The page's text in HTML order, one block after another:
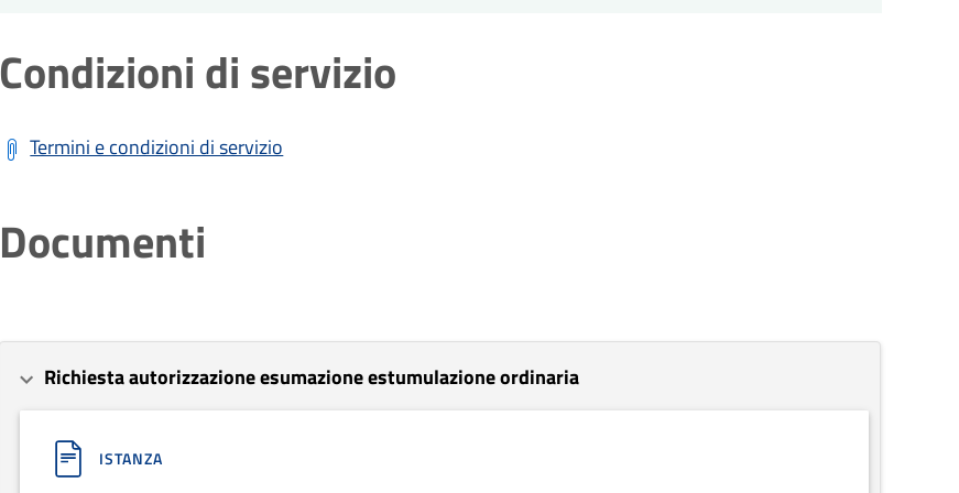
Condizioni di servizio
Termini e condizioni di servizio
Documenti
Richiesta autorizzazione esumazione estumulazione ordinaria
ISTANZA